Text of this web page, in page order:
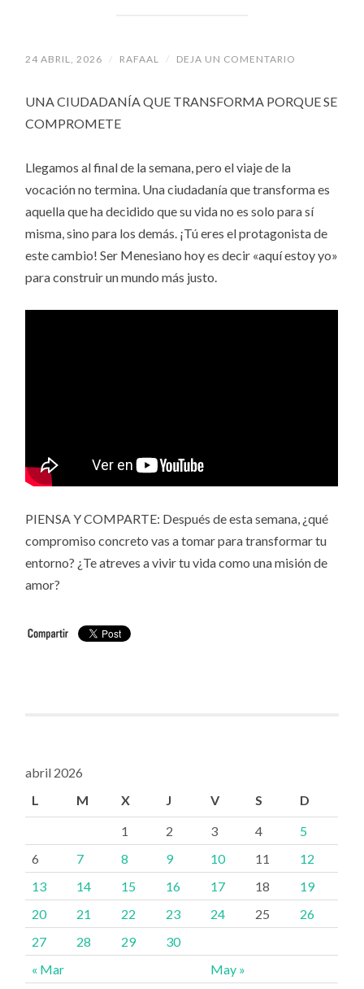
24 ABRIL, 2026 / RAFAAL / DEJA UN COMENTARIO
UNA CIUDADANÍA QUE TRANSFORMA PORQUE SE
COMPROMETE
Llegamos al final de la semana, pero el viaje de la
vocación no termina. Una ciudadanía que transforma es
aquella que ha decidido que su vida no es solo para sí
misma, sino para los demás. ¡Tú eres el protagonista de
este cambio! Ser Menesiano hoy es decir «aquí estoy yo»
para construir un mundo más justo.
PIENSA Y COMPARTE: Después de esta semana, ¿qué
compromiso concreto vas a tomar para transformar tu
entorno? ¿Te atreves a vivir tu vida como una misión de
amor?
abril 2026
L
M X J V S D
« Mar May »
1 2 3 4
5
6
7 8 9 10 11
12
13
14 15 16 17 18
19
20
21 22 23 24 25
26
27
28 29 30